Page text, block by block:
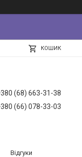
КОШИК
(68) 663-31-38
(66) 078-33-03
Відгуки